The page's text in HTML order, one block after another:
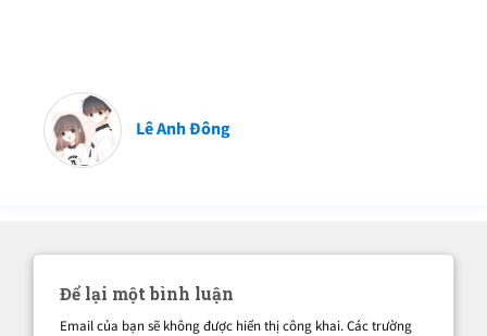
Lê Anh Đông
Để lại một bình luận
Email của bạn sẽ không được hiển thị công khai.Các trường